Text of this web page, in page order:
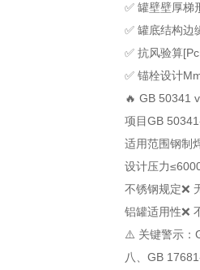
✅ 罐壁壁厚梯
✅ 罐底结构边
✅ 抗风验算
✅ 锚栓设计
🔥 GB 50341
项目GB
适用范围钢制
设计压力
不锈钢规定❌
铝罐适用性❌
⚠️ 关键警示：
八、GB